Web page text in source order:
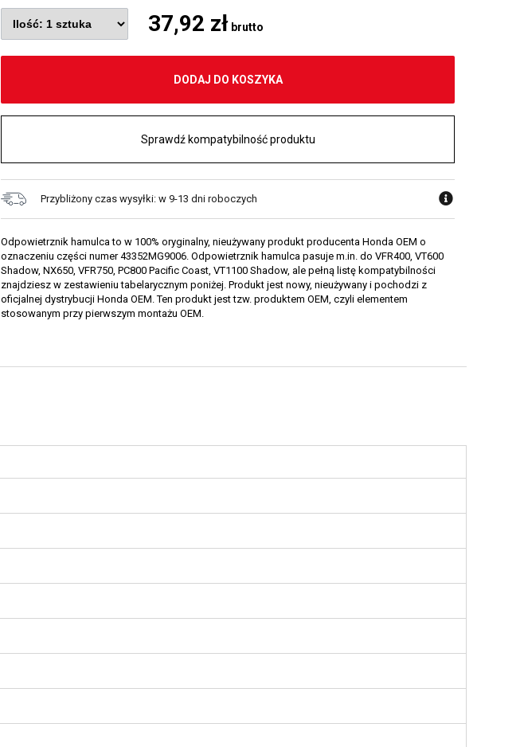
37,92 zł brutto
DODAJ DO KOSZYKA
Sprawdź kompatybilność produktu
Przybliżony czas wysyłki: w 9-13 dni roboczych
Odpowietrznik hamulca to w 100% oryginalny, nieużywany produkt producenta Honda OEM o
oznaczeniu części numer 43352MG9006. Odpowietrznik hamulca pasuje m.in. do VFR400, VT600
Shadow, NX650, VFR750, PC800 Pacific Coast, VT1100 Shadow, ale pełną listę kompatybilności
znajdziesz w zestawieniu tabelarycznym poniżej. Produkt jest nowy, nieużywany i pochodzi z
oficjalnej dystrybucji Honda OEM. Ten produkt jest tzw. produktem OEM, czyli elementem
stosowanym przy pierwszym montażu OEM.